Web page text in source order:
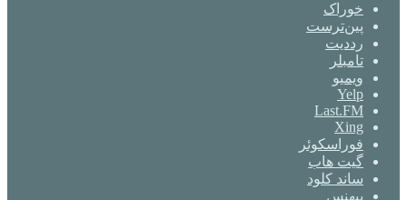
خوراک
‫پین‌ترست
‫رددیت
‫تامبلر
ویمیو
Yelp
Last.FM
Xing
فوراسکوئر
گیت ‌هاب
ساند کلود
بیهنس